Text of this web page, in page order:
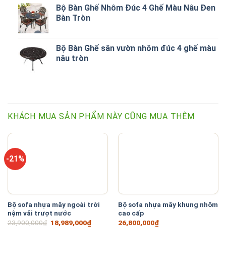
Bộ Bàn Ghế Nhôm Đúc 4 Ghế Màu Nâu Đen
Bàn Tròn
Bộ Bàn Ghế sân vườn nhôm đúc 4 ghế màu
nâu tròn
KHÁCH MUA SẢN PHẨM NÀY CŨNG MUA THÊM
-21%
Bộ sofa nhựa mây ngoài trời
nệm vải trượt nước
23,900,000₫ Giá
gốc
18,989,000₫Giá
hiện
Bộ sofa nhựa mây khung nhôm
cao cấp
26,800,000₫